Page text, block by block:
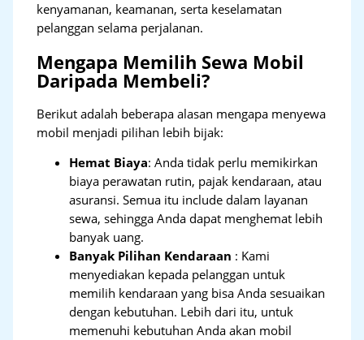
kenyamanan, keamanan, serta keselamatan
pelanggan selama perjalanan.
Mengapa Memilih Sewa Mobil
Daripada Membeli?
Berikut adalah beberapa alasan mengapa menyewa
mobil menjadi pilihan lebih bijak:
Hemat Biaya: Anda tidak perlu memikirkan
biaya perawatan rutin, pajak kendaraan, atau
asuransi. Semua itu include dalam layanan
sewa, sehingga Anda dapat menghemat lebih
banyak uang.
Banyak Pilihan Kendaraan : Kami
menyediakan kepada pelanggan untuk
memilih kendaraan yang bisa Anda sesuaikan
dengan kebutuhan. Lebih dari itu, untuk
memenuhi kebutuhan Anda akan mobil